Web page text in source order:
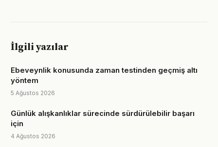
İlgili yazılar
Ebeveynlik konusunda zaman testinden geçmiş altı
yöntem
5 Ağustos 2026
Günlük alışkanlıklar sürecinde sürdürülebilir başarı
için
4 Ağustos 2026